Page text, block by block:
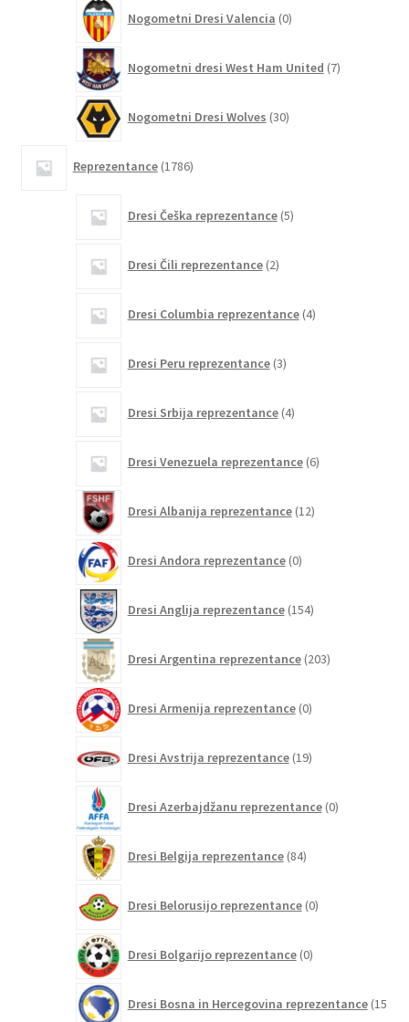
Nogometni Dresi Valencia 0izdelkov
Nogometni dresi West Ham United 7izdelkov
Nogometni Dresi Wolves 30izdelkov
Reprezentance 1786izdelkov
Dresi Češka reprezentance 5izdelkov
Dresi Čili reprezentance 2izdelka
Dresi Columbia reprezentance 4izdelki
Dresi Peru reprezentance 3izdelki
Dresi Srbija reprezentance 4izdelki
Dresi Venezuela reprezentance 6izdelkov
Dresi Albanija reprezentance 12izdelkov
Dresi Andora reprezentance 0izdelkov
Dresi Anglija reprezentance 154izdelkov
Dresi Argentina reprezentance 203izdelki
Dresi Armenija reprezentance 0izdelkov
Dresi Avstrija reprezentance 19izdelkov
Dresi Azerbajdžanu reprezentance 0izdelkov
Dresi Belgija reprezentance 84izdelkov
Dresi Belorusijo reprezentance 0izdelkov
Dresi Bolgarijo reprezentance 0izdelkov
Dresi Bosna in Hercegovina reprezentance 15